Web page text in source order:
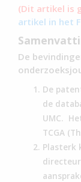
(Dit artikel is
artikel in het
De
De
de
UMC.
TCGA
Plasterk